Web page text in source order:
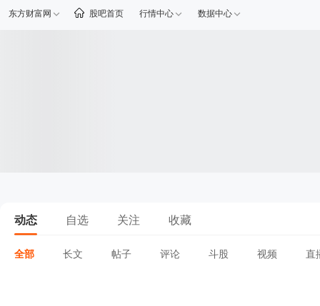
东方财富网 股吧首页 行情中心 数据中心
动态 自选 关注 收藏
全部 长文 帖子 评论 斗股 视频 直